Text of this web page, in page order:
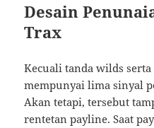
Desain
Trax
Kecuali tanda wilds
mempunyai lima sinyal
Akan tetapi, tersebut
rentetan payline. Saat